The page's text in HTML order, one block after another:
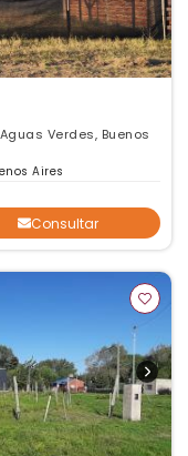
Verdes, Buenos
Aires
Consultar